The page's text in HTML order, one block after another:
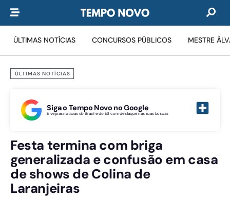
ÚLTIMAS NOTÍCIAS CONCURSOS PÚBLICOS MESTRE
ÚLTIMAS NOTÍCIAS
Siga o Tempo Novo no Google
E veja as notícias do Brasil e do ES com destaque nas suas buscas
Festa termina com briga
generalizada e confusão em casa
de shows de Colina de
Laranjeiras